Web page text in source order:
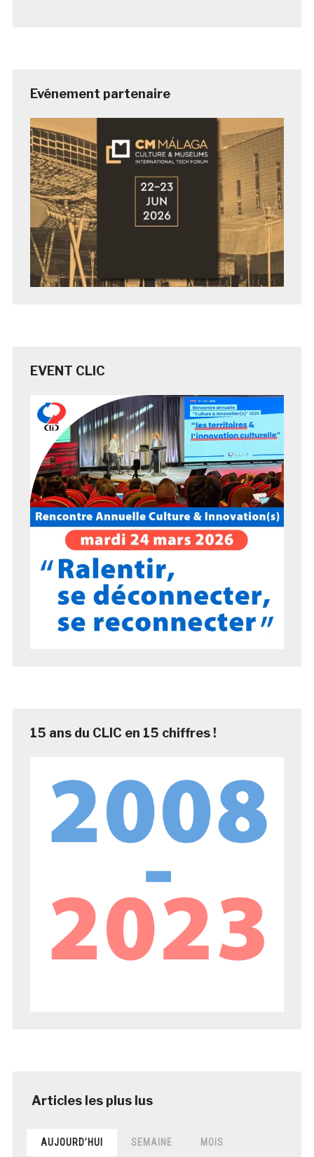
Evénement partenaire
EVENT CLIC
15 ans du CLIC en 15 chiffres !
AUJOURD’HUI SEMAINE MOIS